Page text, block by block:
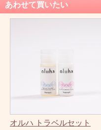
あわせて買いたい
オルハ トラベルセット